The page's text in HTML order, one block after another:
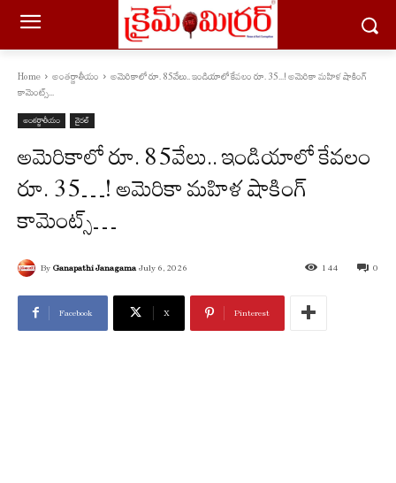
Home అంతర్జాతీయం
అమెరికాలో రూ. 85వేలు.. ఇండియాలో కేవ‌లం రూ. 35...! అమెరికా మహిళ షాకింగ్
కామెంట్స్‌...
అంతర్జాతీయం వైరల్
అమెరికాలో రూ. 85వేలు.. ఇండియాలో కేవ‌లం
రూ. 35…! అమెరికా మహిళ షాకింగ్
కామెంట్స్‌…
By Ganapathi Janagama July 6, 2026 0
144
Facebook X Pinterest